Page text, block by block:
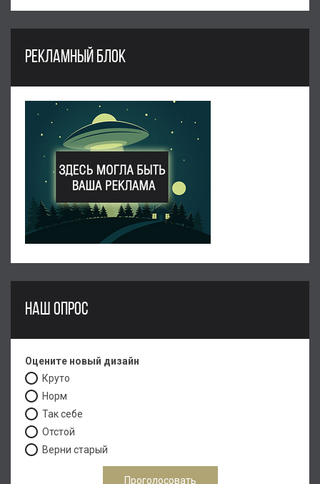
РЕКЛАМНЫЙ БЛОК
НАШ ОПРОС
Оцените новый дизайн
Круто
Норм
Так себе
Отстой
Верни старый